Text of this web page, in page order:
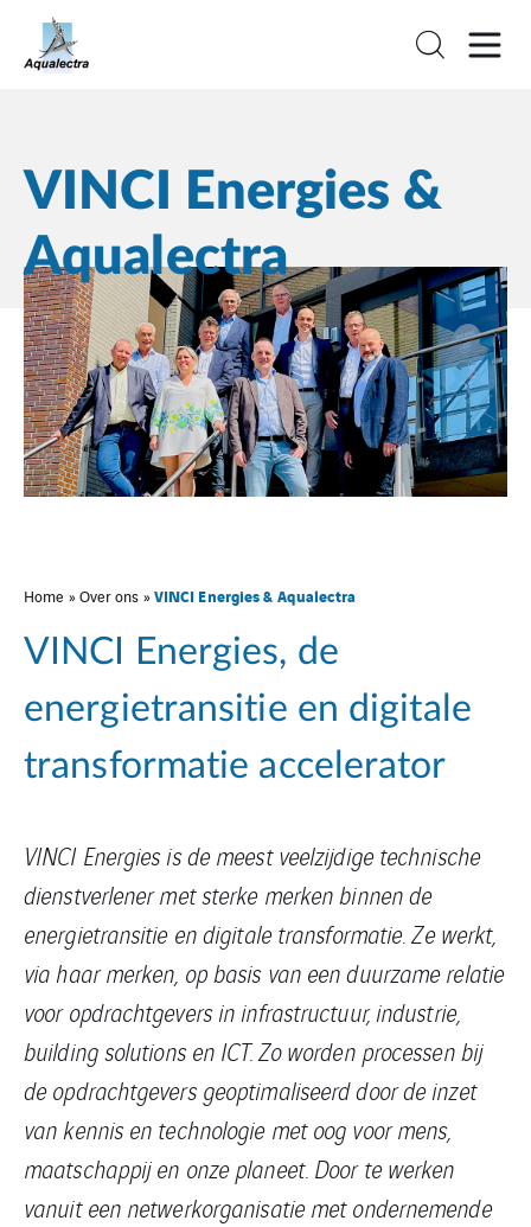
VINCI Energies &
Aqualectra
Home »Over ons »VINCI Energies & Aqualectra
VINCI Energies, de
energietransitie en digitale
transformatie accelerator
VINCI Energies is de meest veelzijdige technische
dienstverlener met sterke merken binnen de
energietransitie en digitale transformatie. Ze werkt,
via haar merken, op basis van een duurzame relatie
voor opdrachtgevers in infrastructuur, industrie,
building solutions en ICT. Zo worden processen bij
de opdrachtgevers geoptimaliseerd door de inzet
van kennis en technologie met oog voor mens,
maatschappij en onze planeet. Door te werken
vanuit een netwerkorganisatie met ondernemende